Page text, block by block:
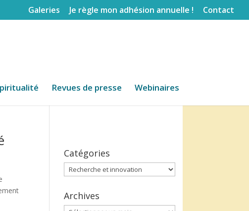
Galeries Je règle mon adhésion annuelle ! Contact
Revues de presse Webinaires
Catégories
Catégories
Archives